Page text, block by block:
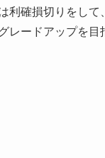
利確損切りをし
レードアップを目